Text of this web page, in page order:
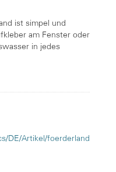
ist simpel und
am Fenster oder
in jedes
DE/Artikel/foerderland